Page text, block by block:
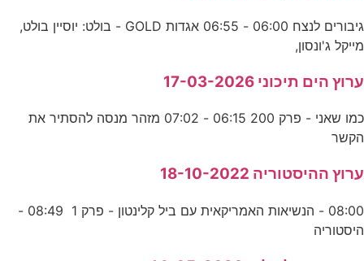
גיבורים לנצח 06:00 - 06:55 אגדות GOLD - בולט: יוסיין בולט,
מייקל ג'ונסון,
ערוץ הים תיכוני 17-03-2026
כמו שאני - פרק 200 06:15 - 07:02 מזהר מנסה להסתיר את
הקשר
ערוץ ההיסטוריה 18-10-2022
08:00 - הנשיאות האמריקאית עם ביל קלינטון - פרק 1 08:49 -
היסטוריה